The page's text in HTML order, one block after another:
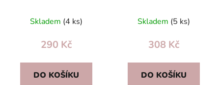
izolační podšívka
Skladem (4 ks)
290 Kč
DO KOŠÍKU
hračky a podložka,
zelený
Skladem (5 ks)
308 Kč
DO KOŠÍKU